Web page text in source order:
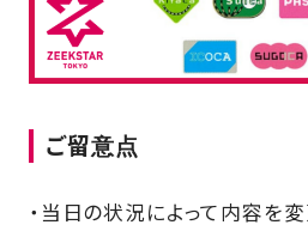
ご留意点
・当日の状況によって内容を